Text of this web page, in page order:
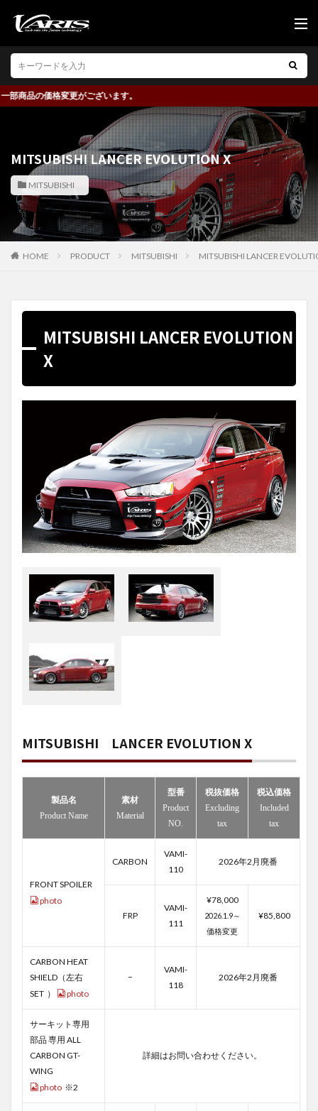
の価格変更がございます。
MITSUBISHI LANCER EVOLUTION X
MITSUBISHI
HOME PRODUCT MITSUBISHI MITSUBISHI LANCER
MITSUBISHI LANCER EVOLUTION
X
MITSUBISHI LANCER EVOLUTION X
製品名
Product Name
素材
Material
型番
Product
NO.
税抜価格
Excluding
tax
税込価格
Included
tax
FRONT SPOILER
photo
CARBON
VAMI-
110
2026年2月廃番
FRP
VAMI-
111
¥78,000
2026.1.9～
価格変更
¥85,800
CARBON HEAT
SHIELD（左右
SET ）
photo
−
VAMI-
118
2026年2月廃番
サーキット専用
部品 専用 ALL
CARBON GT-
WING
photo ※2
詳細はお問い合わせください。